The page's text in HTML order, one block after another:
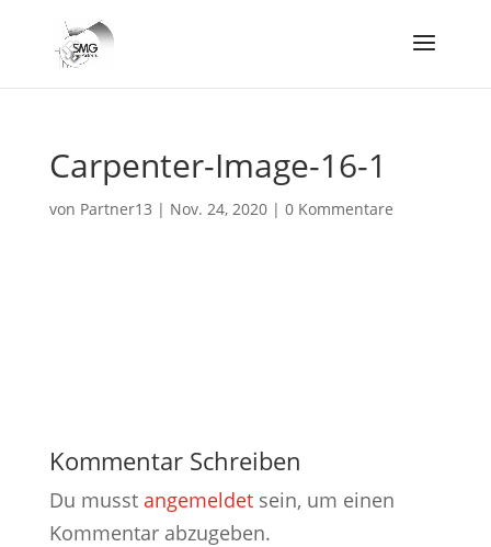
Carpenter-Image-16-1
von Partner13 | Nov. 24, 2020| 0 Kommentare
Kommentar Schreiben
Du musst angemeldetsein, um einen
Kommentar abzugeben.